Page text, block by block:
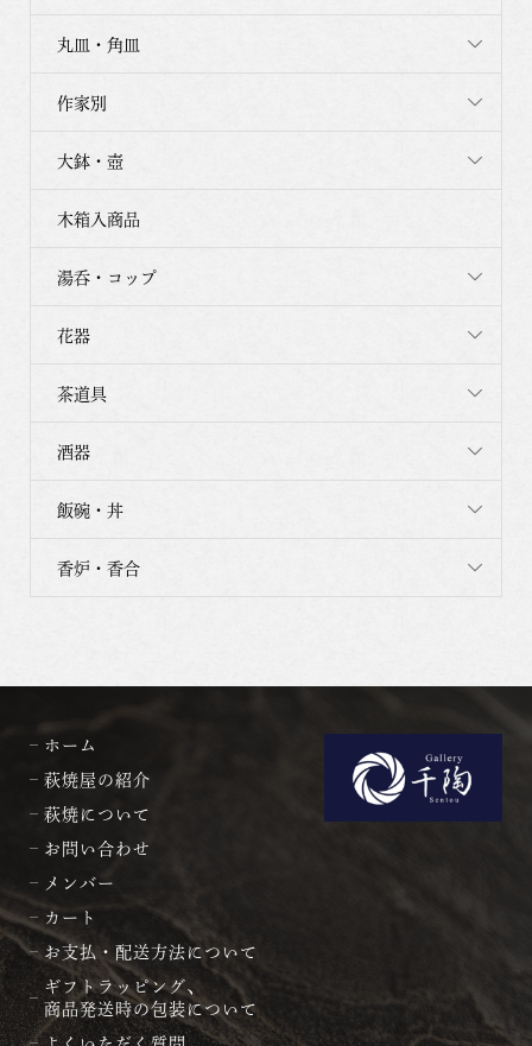
丸皿・角皿
作家別
大鉢・壺
木箱入商品
湯呑・コップ
花器
茶道具
酒器
飯碗・丼
香炉・香合
ホーム
萩焼屋の紹介
萩焼について
お問い合わせ
メンバー
カート
お支払・配送方法について
ギフトラッピング、
商品発送時の包装について